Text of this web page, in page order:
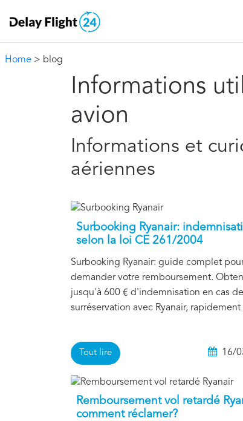
Home > blog
Informations
avion
Informations et
aériennes
Surbooking Ryanair:
selon la loi CE 261/2004
Surbooking Ryanair: guide complet
demander votre remboursement.
jusqu'à 600 € d'indemnisation en cas de
surréservation avec Ryanair, rapidement
Tout lire 16/
Remboursement vol retardé
comment réclamer?